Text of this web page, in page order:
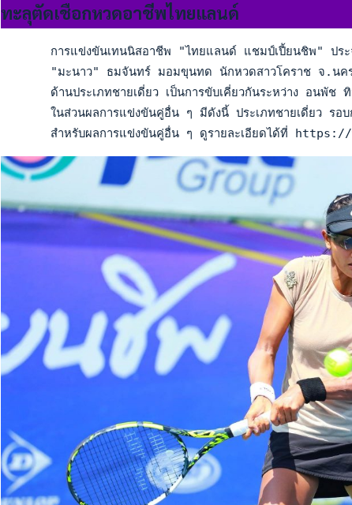
ทะลุตัดเชือกหวดอาชีพไทยแลนด์
การแข่งขันเทนนิสอาชีพ "ไทยแลนด์ แชมป์เปี้ยนชิพ" ปร
"มะนาว" ธมจันทร์ มอมขุนทด นักหวดสาวโคราช จ.นค
ด้านประเภทชายเดี่ยว เป็นการขับเคี่ยวกันระหว่าง อนพั
ในส่วนผลการแข่งขันคู่อื่น ๆ มีดังนี้ ประเภทชายเดี่ยว
สำหรับผลการแข่งขันคู่อื่น ๆ ดูรายละเอียดได้ที่